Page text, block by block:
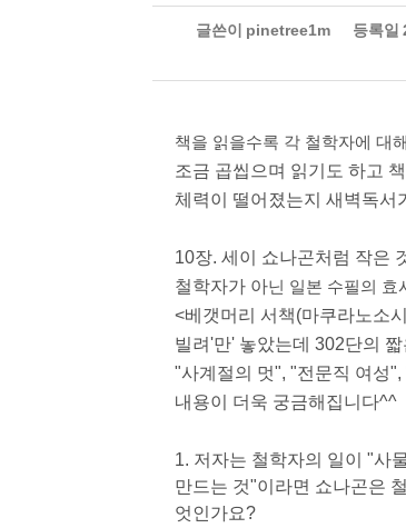
글쓴이 pinetree1m 등록일
책을 읽을수록 각 철학자에 대
조금 곱씹으며 읽기도 하고
체력이 떨어졌는지 새벽독서
10장. 세이 쇼나곤처럼 작은
철학자가 아닌 일본 수필의 효
<베갯머리 서책(마쿠라노소
빌려'만' 놓았는데 302단의
"사계절의 멋", "전문직 여성
내용이 더욱 궁금해집니다^^
1. 저자는 철학자의 일이 "사
만드는 것"이라면 쇼나곤은
엇인가요?